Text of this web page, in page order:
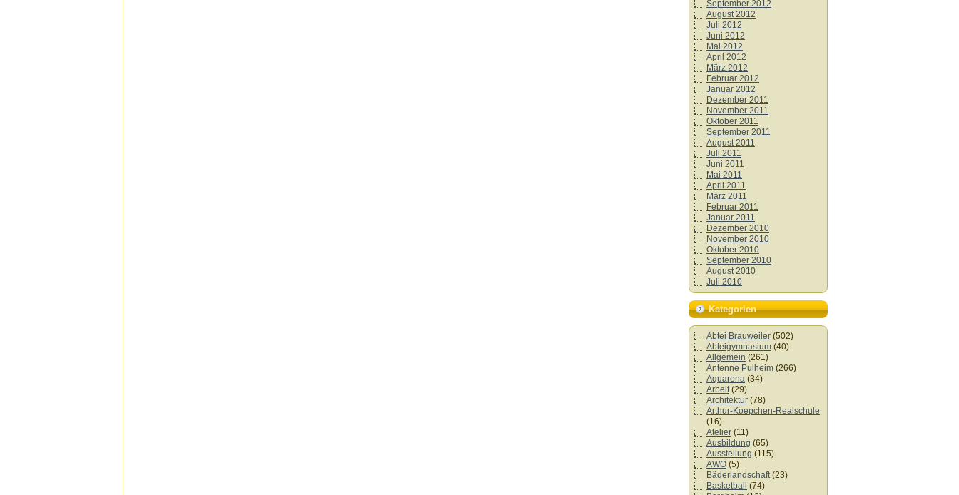
September 2012
August 2012
Juli 2012
Juni 2012
Mai 2012
April 2012
März 2012
Februar 2012
Januar 2012
Dezember 2011
November 2011
Oktober 2011
September 2011
August 2011
Juli 2011
Juni 2011
Mai 2011
April 2011
März 2011
Februar 2011
Januar 2011
Dezember 2010
November 2010
Oktober 2010
September 2010
August 2010
Juli 2010
Kategorien
Abtei Brauweiler (502)
Abteigymnasium (40)
Allgemein (261)
Antenne Pulheim (266)
Aquarena (34)
Arbeit(29)
Architektur (78)
Arthur-Koepchen-Realschule
(16)
Atelier (11)
Ausbildung (65)
Ausstellung (115)
AWO (5)
Bäderlandschaft(23)
Basketball
(74)